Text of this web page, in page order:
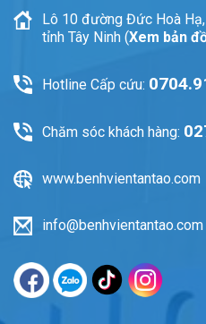
Lô 10 đường Đức Hoà
tỉnh Tây Ninh (Xem bản
Hotline Cấp cứu:
Chăm sóc khách hàng:
www.benhvientantao.com
info@benhvientantao.com